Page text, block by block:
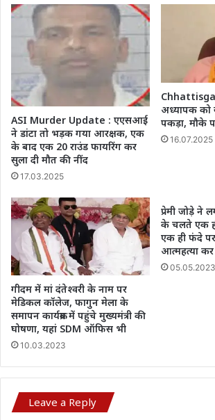
ASI Murder Update : एएसआई
ने डांटा तो भड़क गया आरक्षक, एक
के बाद एक 20 राउंड फायरिंग कर
सुला दी मौत की नींद
17.03.2025
अध्यापक को
पकड़ा, मौके
16.07.2025
गीदम में मां दंतेश्वरी के नाम पर
मेडिकल कॉलेज, फागुन मेला के
समापन कार्यक्रम में पहुंचे मुख्यमंत्री की
घोषणा, यहां SDM ऑफिस भी
10.03.2023
प्रेमी जोड़े ने
के चलते एक
एक ही फंदे
आत्महत्या कर
05.05.2023
Leave a Reply